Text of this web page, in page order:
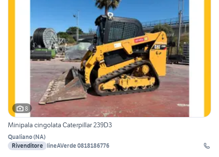
8
Minipala cingolata Caterpillar 239D3
Qualiano(NA)
Rivenditore lineAVerde 0818186776